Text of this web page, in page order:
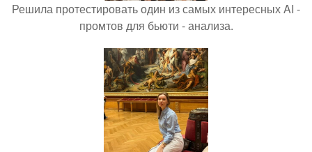
Решила протестировать один из самых интересных AI -
промтов для бьюти - анализа.